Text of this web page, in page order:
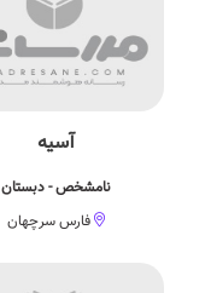
آسیه
نامشخص - دبستان
فارس سرچهان